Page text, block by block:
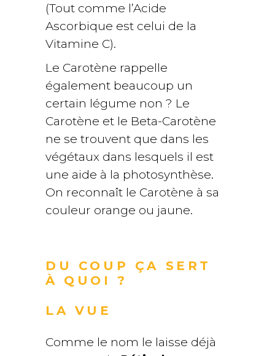
(Tout comme l’Acide
Ascorbique est celui de la
Vitamine C).
Le Carotène rappelle
également beaucoup un
certain légume non ? Le
Carotène et le Beta-Carotène
ne se trouvent que dans les
végétaux dans lesquels il est
une aide à la photosynthèse.
On reconnaît le Carotène à sa
couleur orange ou jaune.
DU COUP ÇA SERT
À QUOI ?
LA VUE
Comme le nom le laisse déjà